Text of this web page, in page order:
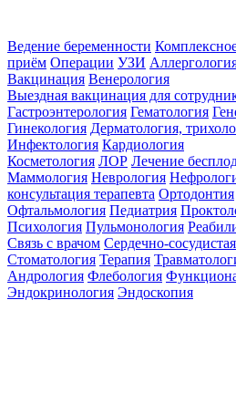
Ведение беременности
приём Операции УЗИ
Вакцинация Венерология
Выездная вакцинация для
Гастроэнтерология Гематология
Гинекология Дерматология,
Инфектология Кардиология
Косметология ЛОР Лечение
Маммология Неврология
консультация терапевта Ортодонтия
Офтальмология Педиатрия
Психология Пульмонология
Связь с врачом Сердечно-
Стоматология Терапия
Андрология Флебология
Эндокринология Эндоскопия